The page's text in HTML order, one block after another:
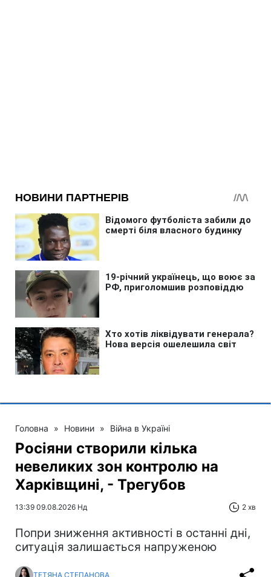
Головна » Новини » Війна в Україні
Росіяни створили кілька
невеликих зон контролю на
Харківщині, - Трегубов
13:39 09.08.2026 Нд 2 хв
Попри зниження активності в останні дні,
ситуація залишається напруженою
ТЕТЯНА СТЕПАНОВА